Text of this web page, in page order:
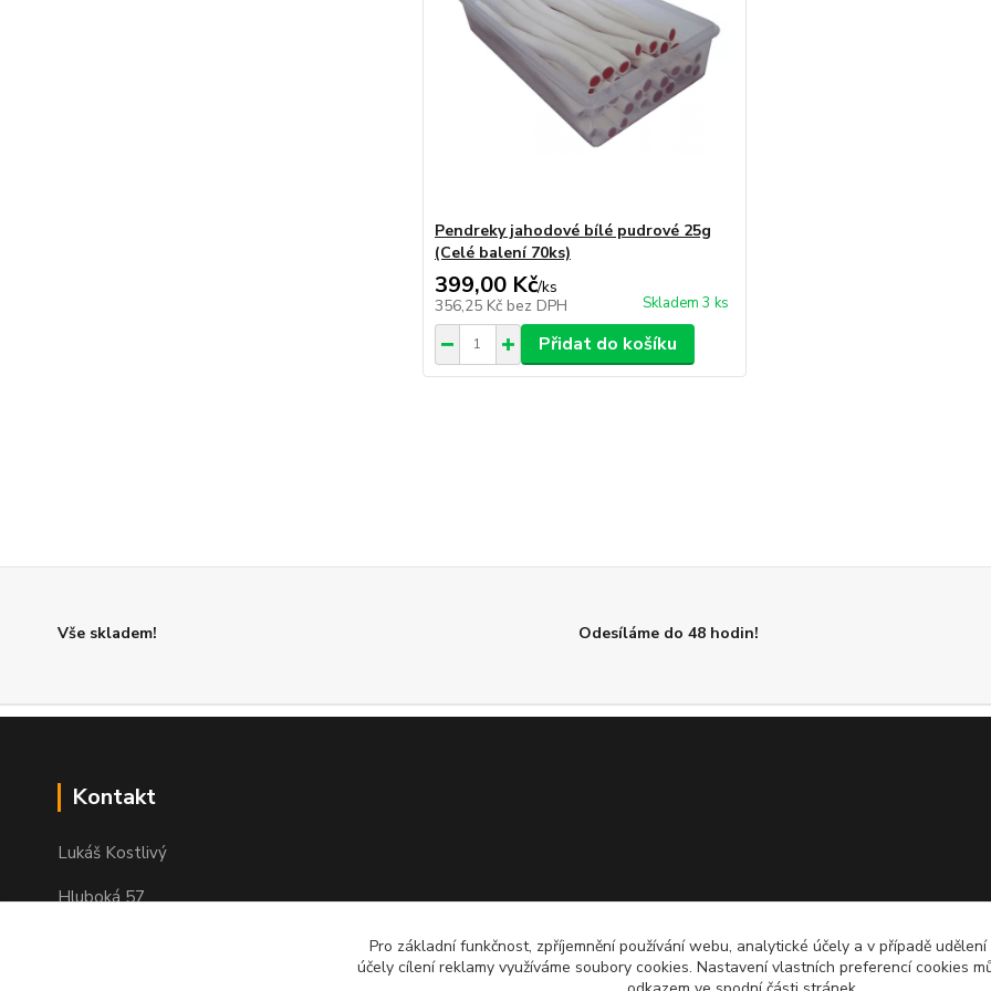
Pendreky jahodové bílé pudrové 25g
(Celé balení 70ks)
399,00 Kč/ks
356,25 Kč bez DPH Skladem 3 ks
Přidat do košíku
Vše skladem! Odesíláme do 48 hodin!
Kontakt
Lukáš Kostlivý
Hluboká 57
Pro základní funkčnost, zpříjemnění používání webu, analytické účely a v případě
účely cílení reklamy využíváme soubory cookies. Nastavení vlastních preferencí cookies